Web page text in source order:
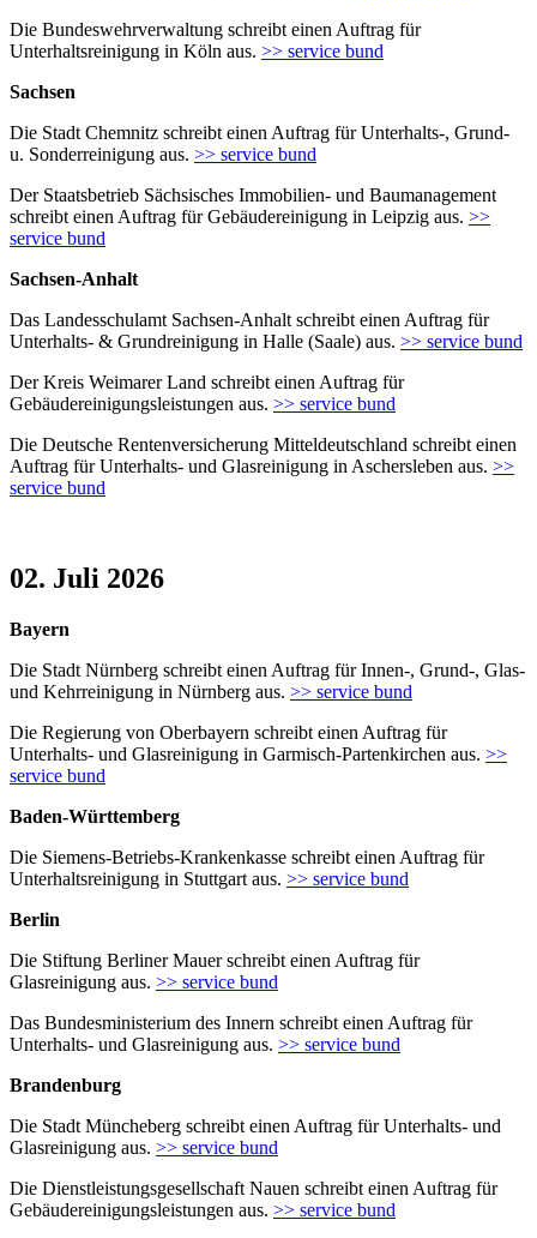
Die Bundeswehrverwaltung schreibt einen Auftrag für
Unterhaltsreinigung in Köln aus. >> service bund
Sachsen
Die Stadt Chemnitz schreibt einen Auftrag für Unterhalts-, Grund-
u. Sonderreinigung aus. >> service bund
Der Staatsbetrieb Sächsisches Immobilien- und Baumanagement
schreibt einen Auftrag für Gebäudereinigung in Leipzig aus. >>
service bund
Sachsen-Anhalt
Das Landesschulamt Sachsen-Anhalt schreibt einen Auftrag für
Unterhalts- & Grundreinigung in Halle (Saale) aus. >> service bund
Der Kreis Weimarer Land schreibt einen Auftrag für
Gebäudereinigungsleistungen aus. >> service bund
Die Deutsche Rentenversicherung Mitteldeutschland schreibt einen
Auftrag für Unterhalts- und Glasreinigung in Aschersleben aus. >>
service bund
02. Juli 2026
Bayern
Die Stadt Nürnberg schreibt einen Auftrag für Innen-, Grund-, Glas-
und Kehrreinigung in Nürnberg aus. >> service bund
Die Regierung von Oberbayern schreibt einen Auftrag für
Unterhalts- und Glasreinigung in Garmisch-Partenkirchen aus. >>
service bund
Baden-Württemberg
Die Siemens-Betriebs-Krankenkasse schreibt einen Auftrag für
Unterhaltsreinigung in Stuttgart aus. >> service bund
Berlin
Die Stiftung Berliner Mauer schreibt einen Auftrag für
Glasreinigung aus. >> service bund
Das Bundesministerium des Innern schreibt einen Auftrag für
Unterhalts- und Glasreinigung aus. >> service bund
Brandenburg
Die Stadt Müncheberg schreibt einen Auftrag für Unterhalts- und
Glasreinigung aus. >> service bund
Die Dienstleistungsgesellschaft Nauen schreibt einen Auftrag für
Gebäudereinigungsleistungen aus. >> service bund